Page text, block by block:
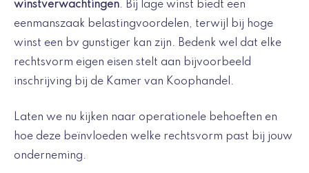
winstverwachtingen. Bij lage winst biedt een
eenmanszaak belastingvoordelen, terwijl bij hoge
winst een bv gunstiger kan zijn. Bedenk wel dat elke
rechtsvorm eigen eisen stelt aan bijvoorbeeld
inschrijving bij de Kamer van Koophandel.
Laten we nu kijken naar operationele behoeften en
hoe deze beïnvloeden welke rechtsvorm past bij jouw
onderneming.